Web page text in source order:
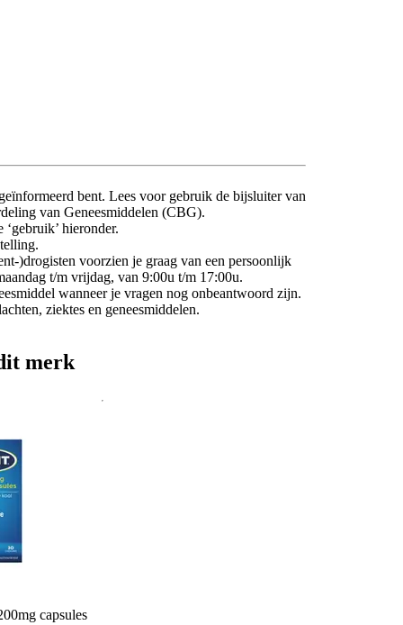
bent. Lees voor gebruik de bijsluiter van
van Geneesmiddelen (CBG).
hieronder.
)drogisten voorzien je graag van een persoonlijk
t/m vrijdag, van 9:00u t/m 17:00u.
wanneer je vragen nog onbeantwoord zijn.
ziektes en geneesmiddelen.
merk
capsules